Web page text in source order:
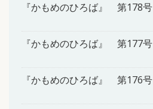
『かもめのひろば』 第178号
『かもめのひろば』 第177号
『かもめのひろば』 第176号